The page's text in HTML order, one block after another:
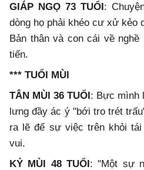
GIÁP NGỌ 73 TUỔI:
dòng họ phải khéo cư xử kẻo
Bản thân và con cái về
tiến.
*** TUỔI MÙI
TÂN MÙI 36 TUỔI: Bực mình
lưng đầy ác ý "bới tro trét
ra lẽ để sự việc trên khỏi
vui.
KỶ MÙI 48 TUỔI: "Một sự